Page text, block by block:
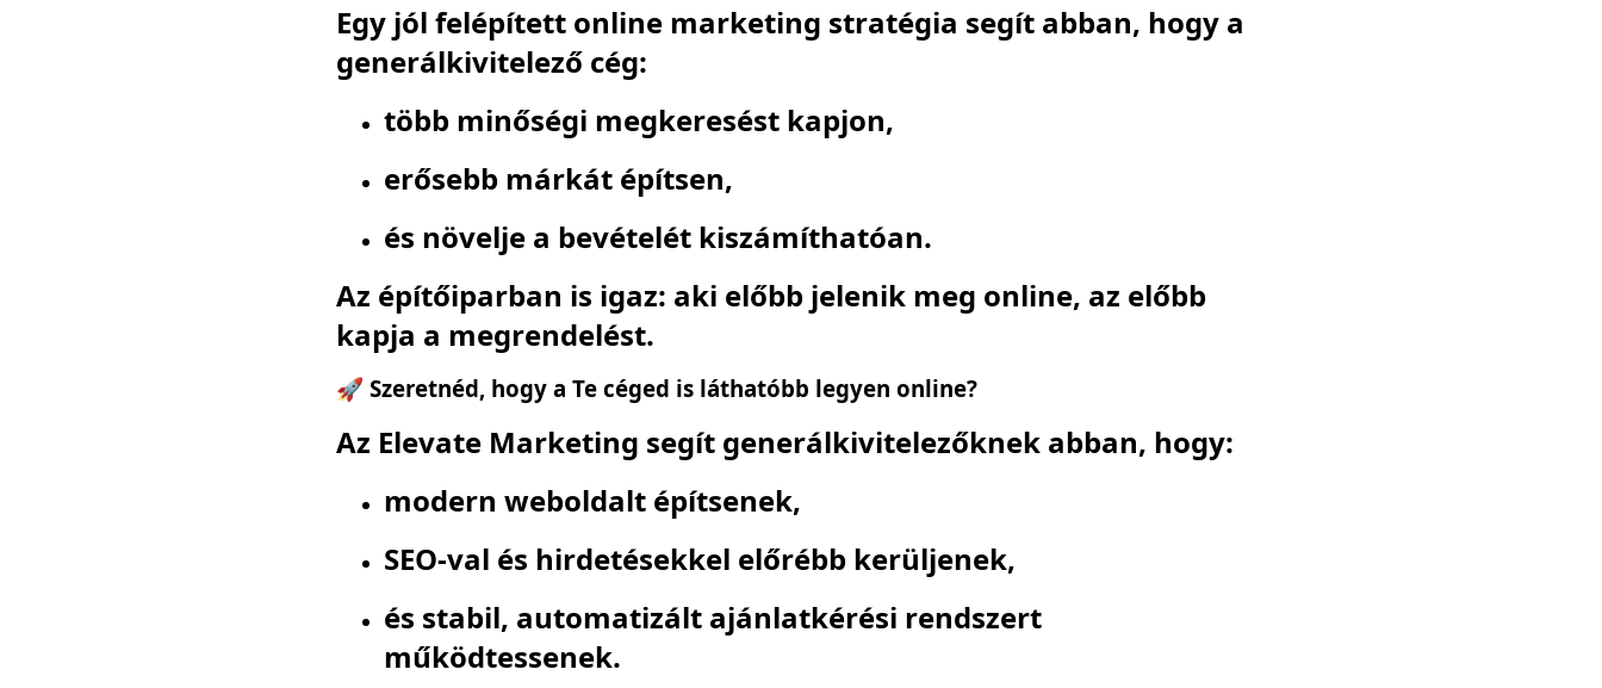
Egy jól felépített online marketing stratégia segít abban, hogy a
generálkivitelező cég:
több minőségi megkeresést kapjon,
erősebb márkát építsen,
és növelje a bevételét kiszámíthatóan.
Az építőiparban is igaz: aki előbb jelenik meg online, az előbb
kapja a megrendelést.
🚀 Szeretnéd, hogy a Te céged is láthatóbb legyen online?
Az Elevate Marketing segít generálkivitelezőknek abban, hogy:
modern weboldalt építsenek,
SEO-val és hirdetésekkel előrébb kerüljenek,
és stabil, automatizált ajánlatkérési rendszert
működtessenek.